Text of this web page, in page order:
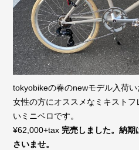
tokyobikeの春のnewモデル入荷い
女性の方にオススメなミキスト
いミニベロです。
¥62,000+tax 完売しました。納
さいませ。